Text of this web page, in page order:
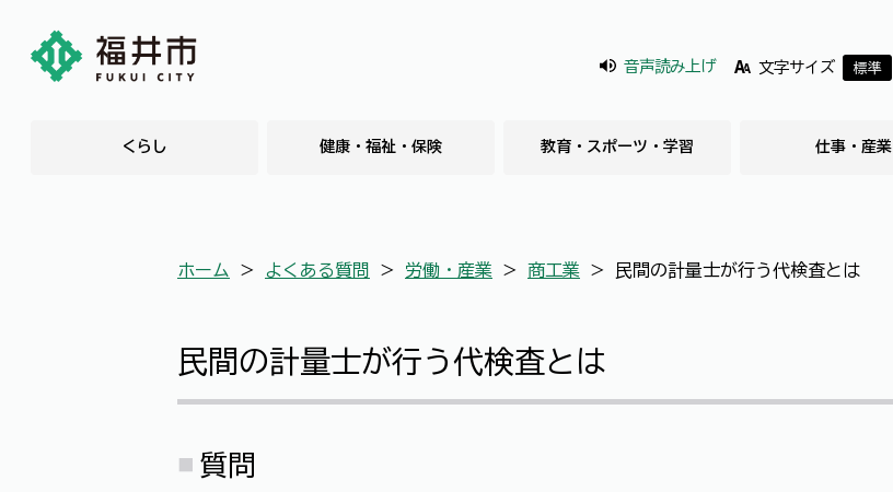
音声読み上げ 文字サイズ 標準
くらし 健康・福祉・保険 教育・スポーツ・学習 仕事・産業
ホーム ＞ よくある質問 ＞ 労働・産業 ＞ 商工業 ＞ 民間の計量士が行う代検査とは
民間の計量士が行う代検査とは
質問